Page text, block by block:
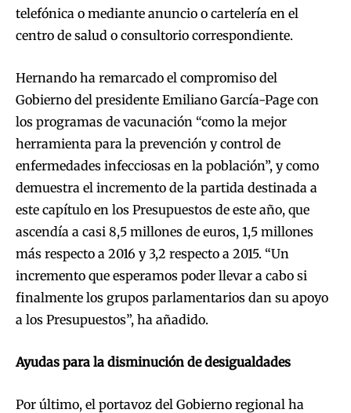
telefónica o mediante anuncio o cartelería en el
centro de salud o consultorio correspondiente.
Hernando ha remarcado el compromiso del
Gobierno del presidente Emiliano García-Page con
los programas de vacunación “como la mejor
herramienta para la prevención y control de
enfermedades infecciosas en la población”, y como
demuestra el incremento de la partida destinada a
este capítulo en los Presupuestos de este año, que
ascendía a casi 8,5 millones de euros, 1,5 millones
más respecto a 2016 y 3,2 respecto a 2015. “Un
incremento que esperamos poder llevar a cabo si
finalmente los grupos parlamentarios dan su apoyo
a los Presupuestos”, ha añadido.
Ayudas para la disminución de desigualdades
Por último, el portavoz del Gobierno regional ha